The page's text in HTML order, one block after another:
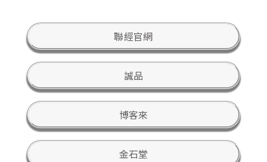
聯經官網
誠品
博客來
金石堂